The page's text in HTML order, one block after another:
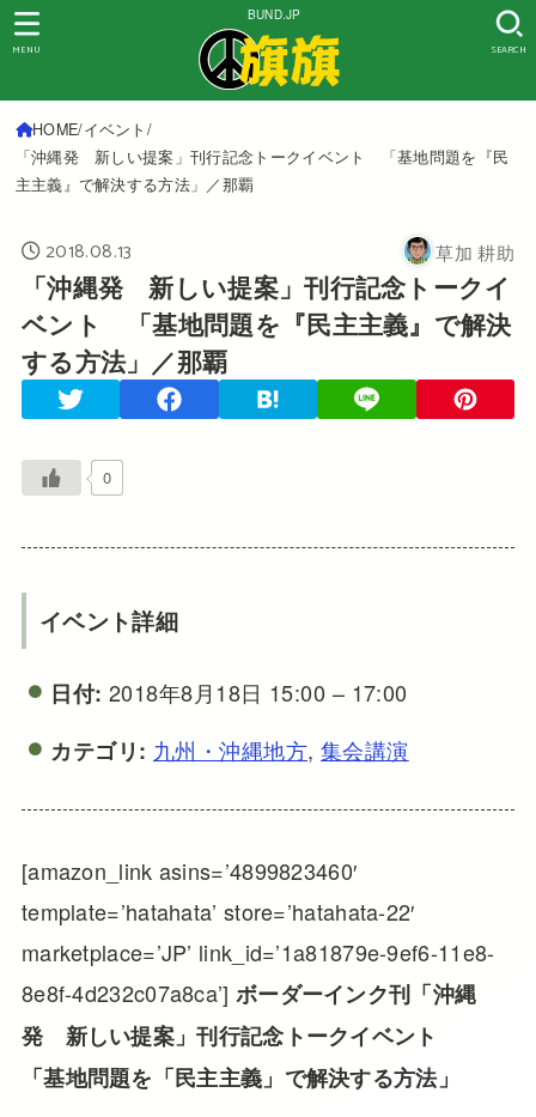
BUND.JP
SEARCH
MENU
HOME イベント
「沖縄発 新しい提案」刊行記念トークイベント 「基地問題を『民
主主義』で解決する方法」／那覇
2018.08.13 草加 耕助
「沖縄発 新しい提案」刊行記念トークイ
ベント 「基地問題を『民主主義』で解決
する方法」／那覇
0
イベント詳細
日付: 2018年8月18日 15:00 – 17:00
カテゴリ: 九州・沖縄地方, 集会講演
[amazon_link asins=’4899823460′
template=’hatahata’ store=’hatahata-22′
marketplace=’JP’ link_id=’1a81879e-9ef6-11e8-
8e8f-4d232c07a8ca’] ボーダーインク刊「沖縄
発 新しい提案」刊行記念トークイベント
「基地問題を「民主主義」で解決する方法」